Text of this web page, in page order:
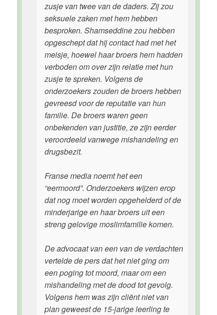
zusje van twee van de daders. Zij zou
seksuele zaken met hem hebben
besproken. Shamseddine zou hebben
opgeschept dat hij contact had met het
meisje, hoewel haar broers hem hadden
verboden om over zijn relatie met hun
zusje te spreken. Volgens de
onderzoekers zouden de broers hebben
gevreesd voor de reputatie van hun
familie. De broers waren geen
onbekenden van justitie, ze zijn eerder
veroordeeld vanwege mishandeling en
drugsbezit.
Franse media noemt het een
“eermoord”. Onderzoekers wijzen erop
dat nog moet worden opgehelderd of de
minderjarige en haar broers uit een
streng gelovige moslimfamilie komen.
De advocaat van een van de verdachten
vertelde de pers dat het niet ging om
een poging tot moord, maar om een
mishandeling met de dood tot gevolg.
Volgens hem was zijn cliënt niet van
plan geweest de 15-jarige leerling te